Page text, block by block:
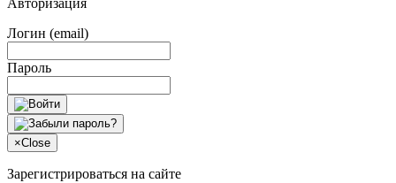
Логин (email)
Пароль
×Close
Зарегистрироваться на сайте